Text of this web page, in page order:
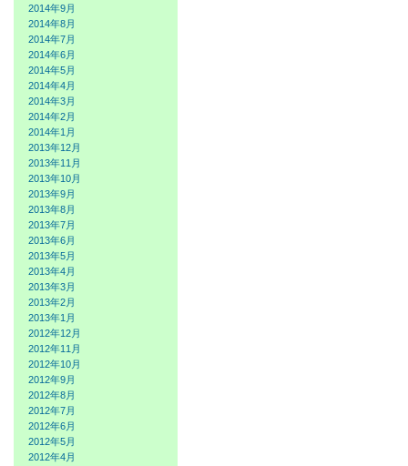
2014年9月
2014年8月
2014年7月
2014年6月
2014年5月
2014年4月
2014年3月
2014年2月
2014年1月
2013年12月
2013年11月
2013年10月
2013年9月
2013年8月
2013年7月
2013年6月
2013年5月
2013年4月
2013年3月
2013年2月
2013年1月
2012年12月
2012年11月
2012年10月
2012年9月
2012年8月
2012年7月
2012年6月
2012年5月
2012年4月